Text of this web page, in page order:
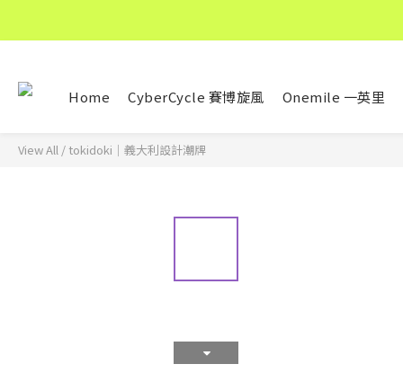
Home CyberCycle 賽博旋風 Onemile 一英里
View All / tokidoki｜義大利設計潮牌